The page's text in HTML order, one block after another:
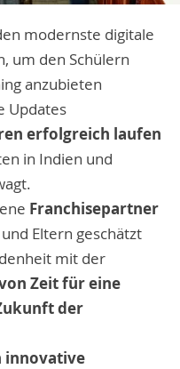
modernste digitale
um den Schülern
anzubieten
Updates
erfolgreich laufen
in Indien und
Franchisepartner
Eltern geschätzt
mit der
Zeit für eine
der
innovative